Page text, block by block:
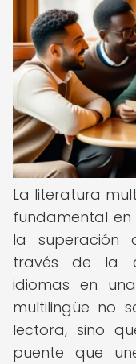
La literatura
fundamental
la superación
través de la
idiomas en
multilingüe no
lectora, sino
puente que